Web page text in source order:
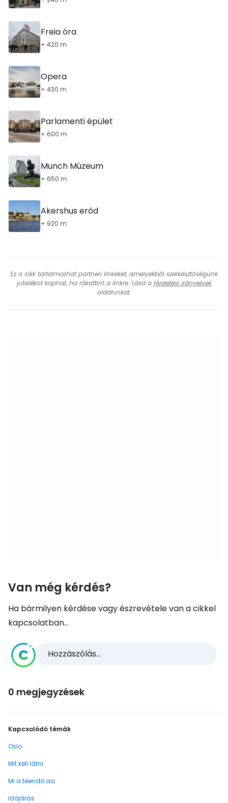
Freia óra
+ 420 m
Opera
+ 430 m
Parlamenti épület
+ 600 m
Munch Múzeum
+ 650 m
Akershus erőd
+ 920 m
Ez a cikk tartalmazhat partneri linkeket, amelyekből szerkesztőségünk
jutalékot kaphat, ha rákattint a linkre. Lásd a Hirdetési irányelvek
oldalunkat.
Van még kérdés?
Ha bármilyen kérdése vagy észrevétele van a cikkel
kapcsolatban...
Hozzászólás...
0 megjegyzések
Kapcsolódó témák
Oslo
Mit kell látni
Mi a teendő aa
Időjárás